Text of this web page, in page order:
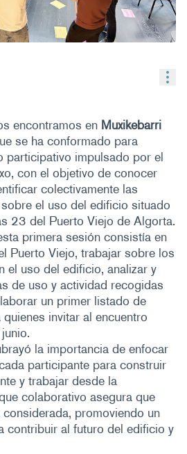
encontramos en Muxikebarri
se ha conformado para
participativo impulsado por el
con el objetivo de conocer
colectivamente las
el uso del edificio situado
23 del Puerto Viejo de Algorta.
primera sesión consistía en
Puerto Viejo, trabajar sobre los
el uso del edificio, analizar y
de uso y actividad recogidas
un primer listado de
invitar al encuentro
la importancia de enfocar
participante para construir
y trabajar desde la
colaborativo asegura que
promoviendo un
contribuir al futuro del edificio y